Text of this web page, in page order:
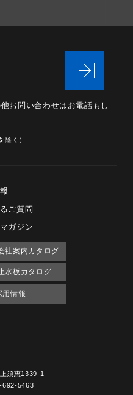
お問い合わせは お電話もし
除く）
ご質問
ガジン
社案内カタログ
水板カタログ
用情報
須恵1339-1
5463